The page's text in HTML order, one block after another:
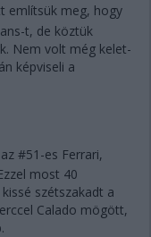
említsük meg, hogy
t, de köztük
Nem volt még kelet-
képviseli a
#51-es Ferrari,
most 40
szétszakadt a
Calado mögött,